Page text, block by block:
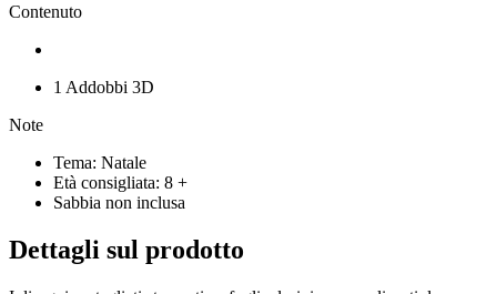
Contenuto
1 Addobbi 3D
Note
Tema: Natale
Età consigliata: 8 +
Sabbia non inclusa
Dettagli sul prodotto